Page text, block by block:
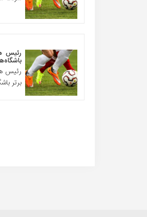
رئیس
رئیس
برتر